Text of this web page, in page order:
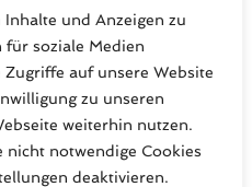
und Anzeigen zu
soziale Medien
auf unsere Website
zu unseren
weiterhin nutzen.
nicht notwendige Cookies
deaktivieren.